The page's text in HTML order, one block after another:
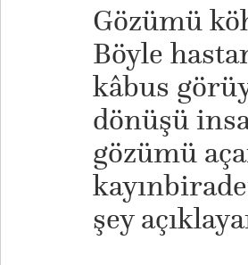
Gözümü
Böyle
kâbus
dönüşü
gözümü
şey